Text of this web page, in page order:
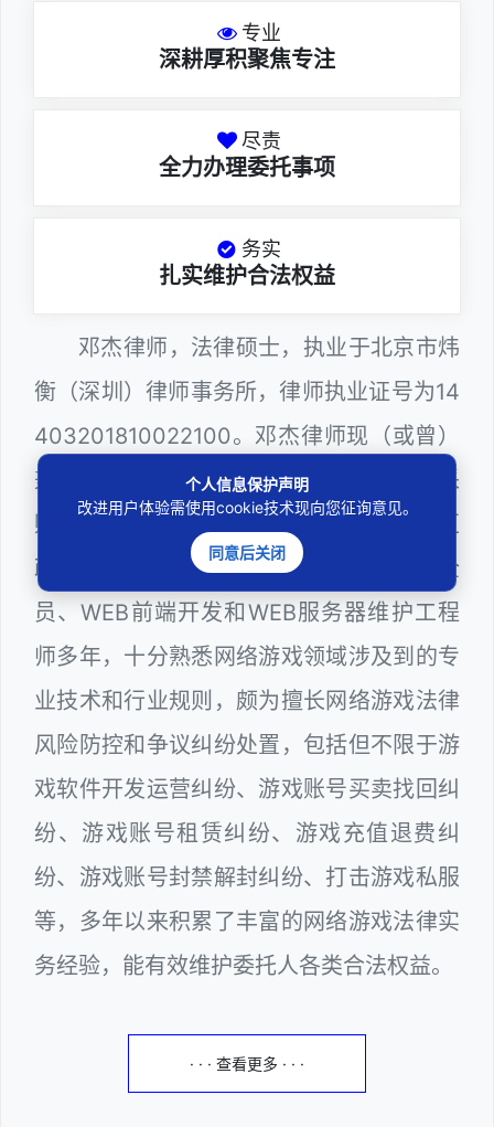
专业
深耕厚积聚焦专注
尽责
全力办理委托事项
务实
扎实维护合法权益
邓杰律师，法律硕士，执业于北京市炜
衡（深圳）律师事务所，律师执业证号为14
403201810022100。邓杰律师现（或曾）
兼任深圳市人民政府听证员、深圳市政府采
购评审专家（法律类），曾担任深圳市某区
政府系统公职律师、计算机信息网络安全
员、WEB前端开发和WEB服务器维护工程
师多年，十分熟悉网络游戏领域涉及到的专
业技术和行业规则，颇为擅长网络游戏法律
风险防控和争议纠纷处置，包括但不限于游
戏软件开发运营纠纷、游戏账号买卖找回纠
纷、游戏账号租赁纠纷、游戏充值退费纠
纷、游戏账号封禁解封纠纷、打击游戏私服
等，多年以来积累了丰富的网络游戏法律实
务经验，能有效维护委托人各类合法权益。
· · · 查看更多 · · ·
个人信息保护声明
改进用户体验需使用cookie技术现向您征询意见。
同意后关闭